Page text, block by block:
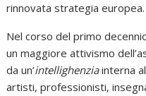
rinnovata strategia europea.
Nel corso del primo
un maggiore attivismo
da un’intellighenziainterna
artisti, professionisti,